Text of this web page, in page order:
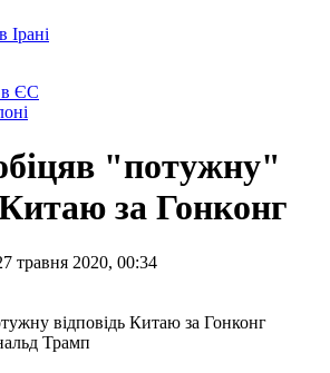
Ірані
в ЄС
"потужну"
Китаю за Гонконг
травня 2020, 00:34
Трамп